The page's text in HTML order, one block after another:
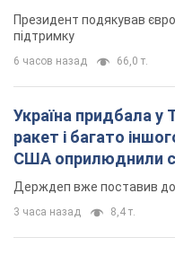
Президент подякував
підтримку
6 часов назад 66,0 т.
Україна придбала у
ракет і багато
США оприлюднили
Держдеп вже поставив до
3 часа назад 8,4 т.